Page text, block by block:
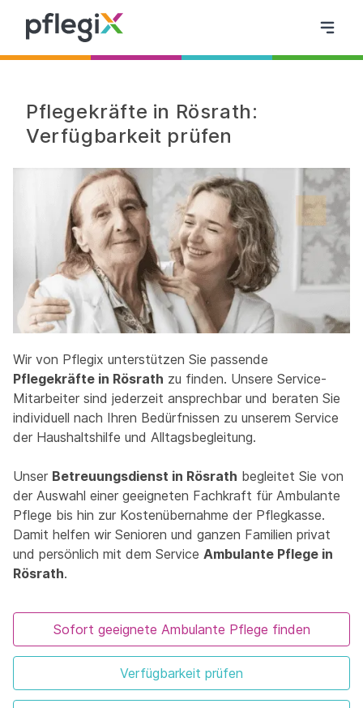
Pflegekräfte in Rösrath:
Verfügbarkeit prüfen
Wir von Pflegix unterstützen Sie passende
Pflegekräfte in Rösrath zu finden. Unsere Service-
Mitarbeiter sind jederzeit ansprechbar und beraten Sie
individuell nach Ihren Bedürfnissen zu unserem Service
der Haushaltshilfe und Alltagsbegleitung.
Unser Betreuungsdienst in Rösrath begleitet Sie von
der Auswahl einer geeigneten Fachkraft für Ambulante
Pflege bis hin zur Kostenübernahme der Pflegkasse.
Damit helfen wir Senioren und ganzen Familien privat
und persönlich mit dem Service Ambulante Pflege in
Rösrath.
Sofort geeignete Ambulante Pflege finden
Verfügbarkeit prüfen